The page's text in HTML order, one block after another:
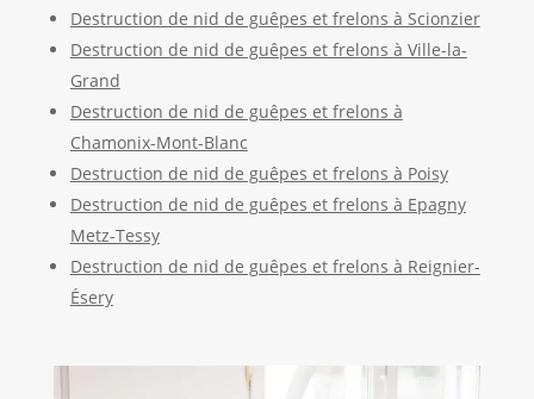
Destruction de nid de guêpes et frelons à Scionzier
Destruction de nid de guêpes et frelons à Ville-la-
Grand
Destruction de nid de guêpes et frelons à
Chamonix-Mont-Blanc
Destruction de nid de guêpes et frelons à Poisy
Destruction de nid de guêpes et frelons à Epagny
Metz-Tessy
Destruction de nid de guêpes et frelons à Reignier-
Ésery